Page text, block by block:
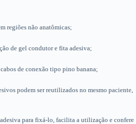
regiões não anatômicas;
de gel condutor e fita adesiva;
de conexão tipo pino banana;
podem ser reutilizados no mesmo paciente,
para fixá-lo, facilita a utilização e confere